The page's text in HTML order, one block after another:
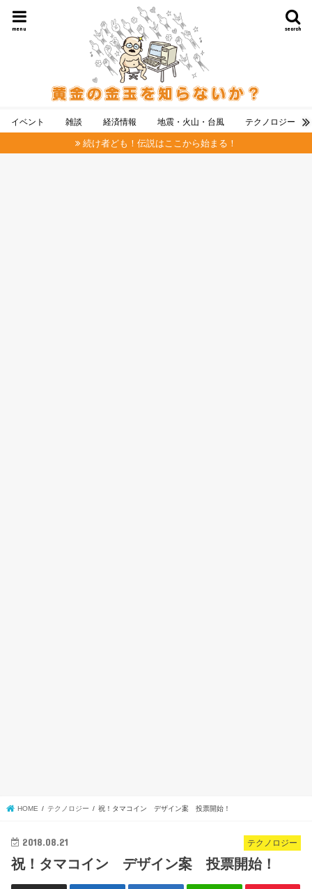
search
menu
イベント 雑談 経済情報 地震・火山・台風 テクノロジー
続け者ども！伝説はここから始まる！
HOME テクノロジー 祝！タマコイン デザイン案 投票開始！
テクノロジー
2018.08.21
祝！タマコイン デザイン案 投票開始！